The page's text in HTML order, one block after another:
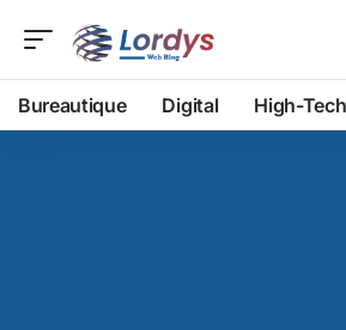
Bureautique Digital High-Tech